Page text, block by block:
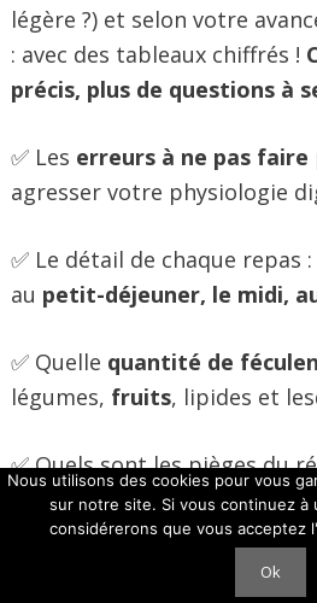
légère ?) et selon votre
: avec des tableaux chiffrés !
précis, plus de questions à
✅ Les erreurs à ne pas faire
agresser votre physiologie
✅ Le détail de chaque repas
au petit-déjeuner, le midi,
✅ Quelle quantité de
légumes, fruits, lipides et
✅ Quels sont les pièges du
poids, fatiguer le foie, la
manque de variété…
Nous utilisons des cookies pour vous
sur notre site. Si vous continuez à
considérerons que vous acceptez
Ok